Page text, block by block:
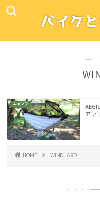
―
キャンプ
アン
HOME WINDHARD